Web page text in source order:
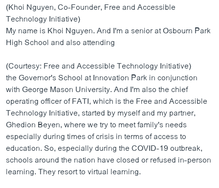
(Khoi Nguyen, Co-Founder, Free and Accessible
Technology Initiative)
My name is Khoi Nguyen. And I'm a senior at Osbourn Park
High School and also attending
(Courtesy: Free and Accessible Technology Initiative)
the Governor's School at Innovation Park in conjunction
with George Mason University. And I'm also the chief
operating officer of FATI, which is the Free and Accessible
Technology Initiative, started by myself and my partner,
Ghedion Beyen, where we try to meet family's needs
especially during times of crisis in terms of access to
education. So, especially during the COVID-19 outbreak,
schools around the nation have closed or refused in-person
learning. They resort to virtual learning.